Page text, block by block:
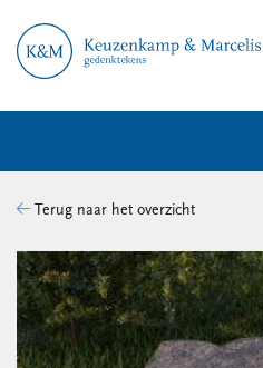
Terug naar het overzicht